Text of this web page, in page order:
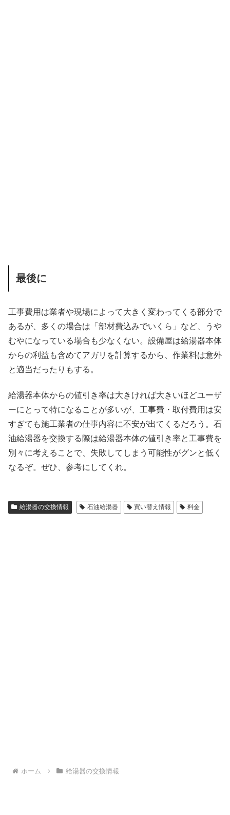
最後に
工事費用は業者や現場によって大きく変わってくる部分で
あるが、多くの場合は「部材費込みでいくら」など、うや
むやになっている場合も少なくない。設備屋は給湯器本体
からの利益も含めてアガリを計算するから、作業料は意外
と適当だったりもする。
給湯器本体からの値引き率は大きければ大きいほどユーザ
ーにとって特になることが多いが、工事費・取付費用は安
すぎても施工業者の仕事内容に不安が出てくるだろう。石
油給湯器を交換する際は給湯器本体の値引き率と工事費を
別々に考えることで、失敗してしまう可能性がグンと低く
なるぞ。ぜひ、参考にしてくれ。
給湯器の交換情報 石油給湯器 買い替え情報 料金
ホーム 給湯器の交換情報